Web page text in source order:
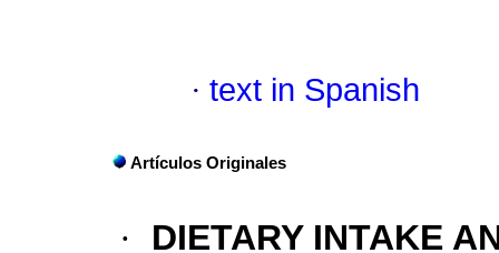
· text in Spanish
Artículos Originales
·
DIETARY INTAKE